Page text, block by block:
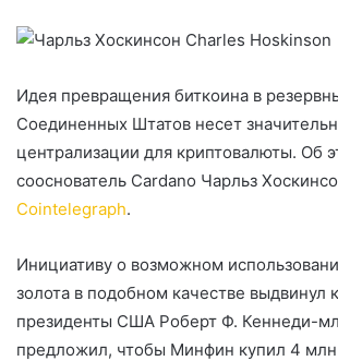
email
Идея превращения биткоина в
Соединенных Штатов несет
централизации для криптовалюты. Об
сооснователь Cardano Чарльз
Cointelegraph.
Инициативу о возможном
золота в подобном качестве выдвинул
президенты США Роберт Ф. Кеннеди-
предложил, чтобы Минфин купил 4 млн